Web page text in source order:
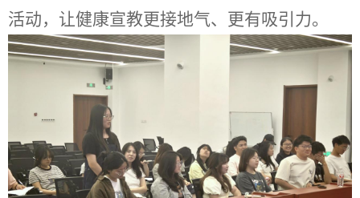
活动，让健康宣教更接地气、更有吸引力。